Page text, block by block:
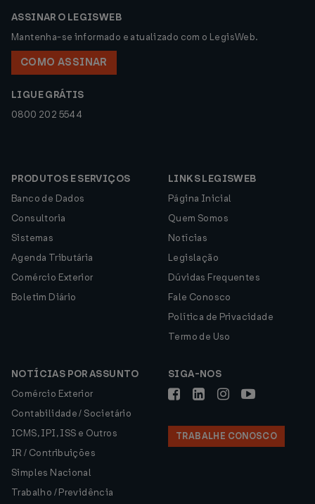
ASSINAR O LEGISWEB
Mantenha-se informado e atualizado com o LegisWeb.
COMO ASSINAR
LIGUE GRÁTIS
0800 202 5544
PRODUTOS E SERVIÇOS
Banco de Dados
Consultoria
Sistemas
Agenda Tributária
Comércio Exterior
Boletim Diário
LINKS LEGISWEB
Página Inicial
Quem Somos
Notícias
Legislação
Dúvidas Frequentes
Fale Conosco
Política de Privacidade
Termo de Uso
NOTÍCIAS POR ASSUNTO
Comércio Exterior
Contabilidade / Societário
ICMS, IPI, ISS e Outros
IR / Contribuições
Simples Nacional
Trabalho / Previdência
SIGA-NOS
TRABALHE CONOSCO